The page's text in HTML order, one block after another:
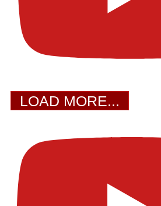
LOAD MORE...